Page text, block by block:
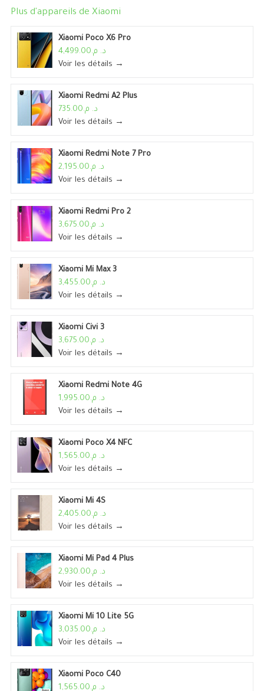
Plus d'appareils de Xiaomi
Xiaomi Poco X6 Pro
د. م.4,499.00
Voir les détails →
Xiaomi Redmi A2 Plus
د. م.735.00
Voir les détails →
Xiaomi Redmi Note 7 Pro
د. م.2,195.00
Voir les détails →
Xiaomi Redmi Pro 2
د. م.3,675.00
Voir les détails →
Xiaomi Mi Max 3
د. م.3,455.00
Voir les détails →
Xiaomi Civi 3
د. م.3,675.00
Voir les détails →
Xiaomi Redmi Note 4G
د. م.1,995.00
Voir les détails →
Xiaomi Poco X4 NFC
د. م.1,565.00
Voir les détails →
Xiaomi Mi 4S
د. م.2,405.00
Voir les détails →
Xiaomi Mi Pad 4 Plus
د. م.2,930.00
Voir les détails →
Xiaomi Mi 10 Lite 5G
د. م.3,035.00
Voir les détails →
Xiaomi Poco C40
د. م.1,565.00